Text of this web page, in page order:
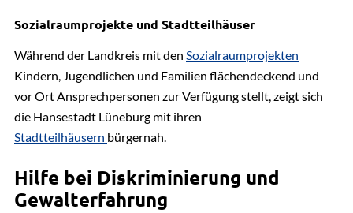
Sozialraumprojekte und Stadtteilhäuser
Während der Landkreis mit den Sozialraumprojekten
Kindern, Jugendlichen und Familien flächendeckend und
vor Ort Ansprechpersonen zur Verfügung stellt, zeigt sich
die Hansestadt Lüneburg mit ihren
Stadtteilhäusern bürgernah.
Hilfe bei Diskriminierung und
Gewalterfahrung